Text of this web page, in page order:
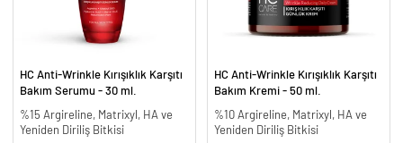
HC Anti-Wrinkle Kırışıklık Karşıtı
Bakım Serumu - 30 ml.
%15 Argireline, Matrixyl, HA ve
Yeniden Diriliş Bitkisi
HC Anti-Wrinkle Kırışıklık Karşıtı
Bakım Kremi - 50 ml.
%10 Argireline, Matrixyl, HA ve
Yeniden Diriliş Bitkisi